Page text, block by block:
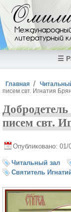
Перейти к основному
литературный
☰
Вы здесь
Главная
писем свт. Игнатия
писем свт.
Опубликовано: 01/
Читальный зал
Святитель